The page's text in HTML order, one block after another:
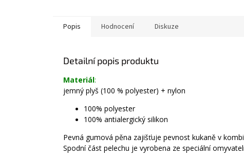
Popis Hodnocení Diskuze
Detailní popis produktu
Materiál:
jemný plyš (100 % polyester) + nylon
100% polyester
100% antialergický silikon
Pevná gumová pěna zajišťuje pevnost kukaně v
Spodní část pelechu je vyrobena ze speciální